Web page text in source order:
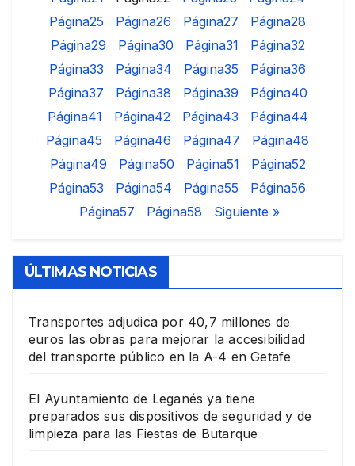
Página25 Página26 Página27 Página28
Página29 Página30 Página31 Página32
Página33 Página34 Página35 Página36
Página37 Página38 Página39 Página40
Página41 Página42 Página43 Página44
Página45 Página46 Página47 Página48
Página49 Página50 Página51 Página52
Página53 Página54 Página55 Página56
Página57 Página58 Siguiente »
ÚLTIMAS NOTICIAS
Transportes adjudica por 40,7 millones de
euros las obras para mejorar la accesibilidad
del transporte público en la A-4 en Getafe
El Ayuntamiento de Leganés ya tiene
preparados sus dispositivos de seguridad y de
limpieza para las Fiestas de Butarque